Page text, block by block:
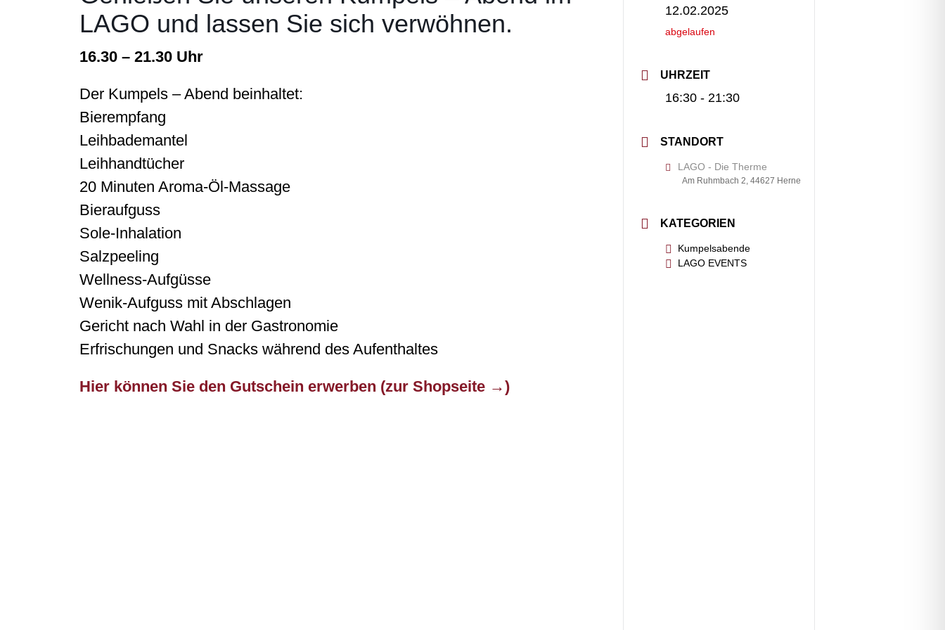
LAGO und lassen Sie sich verwöhnen.
16.30 – 21.30 Uhr
Der Kumpels – Abend beinhaltet:
Bierempfang
Leihbademantel
Leihhandtücher
20 Minuten Aroma-Öl-Massage
Bieraufguss
Sole-Inhalation
Salzpeeling
Wellness-Aufgüsse
Wenik-Aufguss mit Abschlagen
Gericht nach Wahl in der Gastronomie
Erfrischungen und Snacks während des Aufenthaltes
Hier können Sie den Gutschein erwerben (zur Shopseite →)
12.02.2025
abgelaufen
UHRZEIT
16:30 - 21:30
STANDORT
LAGO - Die Therme
Am Ruhmbach 2, 44627 Herne
KATEGORIEN
Kumpelsabende
LAGO EVENTS